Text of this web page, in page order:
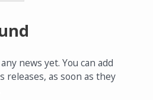
news yet. You can add
releases, as soon as they